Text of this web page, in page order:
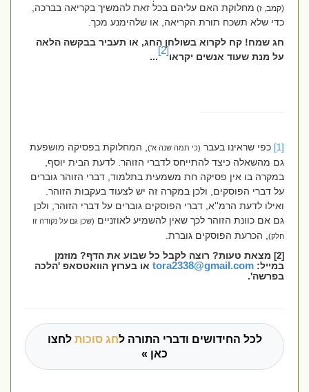
(קמב, ז) מחלוקת האם עליהם בכל זאת להמשיך בקריאה בברכה,
כדי שלא תשכח תורת הקריאה, או שלהימנע מכך.
חג שמח! קח לקרוא בשולחן החג, או תעביר בבקשה הלאה
על מנת שעוד אנשים יקראו
...
כפי שראינו בעבר(כי תמה שנה א') , המחלוקת בפסיקה מושפעת
גם מהשאלה כיצד להתייחס לדברי הזוהר. לדעת הבית יוסף,
במקרה בו אין פסיקה חת משמעית בתלמוד, דברי הזוהר גוברים
על דברי הפוסקים, ולכן במקרה זה יש לצעוד בעקבות הזוהר.
ואילו לדעת הרמ''א, דברי הפוסקים גוברים על דברי הזוהר, ולכן
גם אם כוונת הזוהר לכך שאין להשמיע לאוזניים(שכן גם על נקודה זו
חלק), הכרעת הפוסקים גוברת.
מצאת טעות? רוצה לקבל כל שבוע את הדף? מוזמן
במייל:tora2338@gmail.com או בערוץ הוואטסאפ 'הלכה
בפרשה'.
לכל החידושים ודברי התורה לחג סוכותלחצו
כאן »